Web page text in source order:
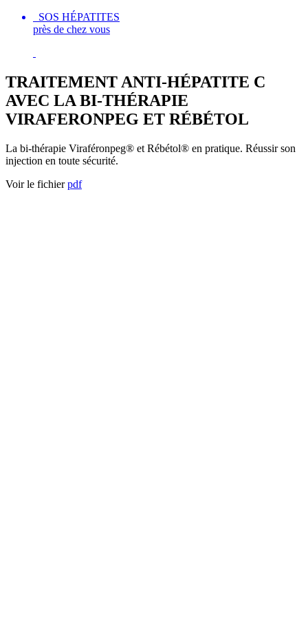
SOS HÉPATITES
près de chez vous
TRAITEMENT ANTI-HÉPATITE C
AVEC LA BI-THÉRAPIE
VIRAFERONPEG ET RÉBÉTOL
La bi-thérapie Viraféronpeg® et Rébétol® en pratique. Réussir son
injection en toute sécurité.
Voir le fichierpdf